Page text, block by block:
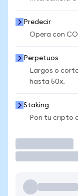
Predecir
Opera con
Perpetuos
Largos o
hasta 50x.
Staking
Pon tu cripto